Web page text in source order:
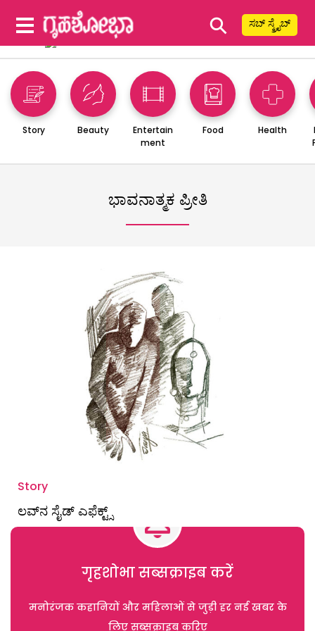
⚲ ಸಬ್ ಸ್ಕ್ರೈಬ್
Story Beauty
Entertain
ment
Food Health
ಭಾವನಾತ್ಮಕ ಪ್ರೀತಿ
Story
ಲವ್‌ನ ಸೈಡ್ ಎಫೆಕ್ಟ್ಸ್
गृहशोभा सब्सक्राइब करें
मनोरंजक कहानियों और महिलाओं से जुड़ी हर नई खबर के
लिए सब्सक्राइब करिए